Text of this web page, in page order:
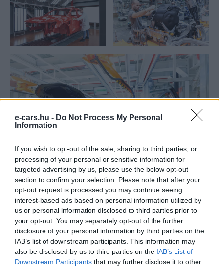
e-cars.hu - Do Not Process My Personal
Information
If you wish to opt-out of the sale, sharing to third parties, or
processing of your personal or sensitive information for
targeted advertising by us, please use the below opt-out
section to confirm your selection. Please note that after your
opt-out request is processed you may continue seeing
interest-based ads based on personal information utilized by
us or personal information disclosed to third parties prior to
your opt-out. You may separately opt-out of the further
disclosure of your personal information by third parties on the
IAB’s list of downstream participants. This information may
also be disclosed by us to third parties on the IAB’s List of
Downstream Participants that may further disclose it to other
Az e-tron SUV gyártása nagy reményekkel indult, a tervek
szerint óránként 24 darabbal számolt az Audi, ám a kialakul
hiány miatt ez most óránként 20 darabra csökkent, így
sajnos elkerülhetetlen a dolgozói létszám ideiglenes (vagy
sajnos végleges) leépítése. Az e-tron elektromos motorját
Magyarországon, Győrben gyártják, aminek 2018-as